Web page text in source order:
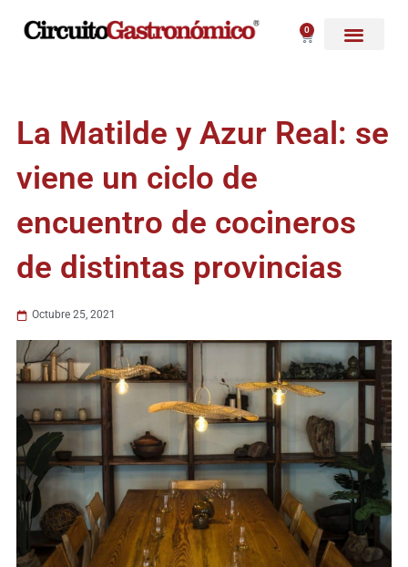
0
Carrito
La Matilde y Azur Real: se
viene un ciclo de
encuentro de cocineros
de distintas provincias
Octubre 25, 2021